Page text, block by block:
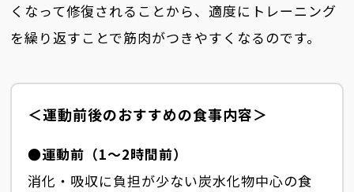
くなって修復されることから、適度にトレーニング
を繰り返すことで筋肉がつきやすくなるのです。
＜運動前後のおすすめの食事内容＞
●運動前（1～2時間前）
消化・吸収に負担が少ない炭水化物中心の食